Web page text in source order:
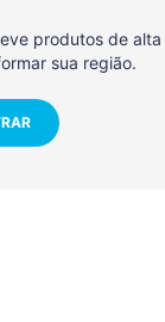
produtos de alta
sua região.